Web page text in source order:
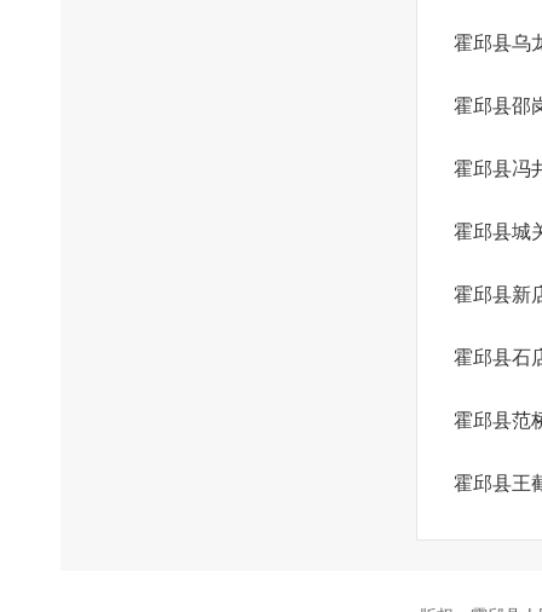
霍邱县乌
霍邱县邵
霍邱县冯
霍邱县城
霍邱县新
霍邱县石
霍邱县范
霍邱县王